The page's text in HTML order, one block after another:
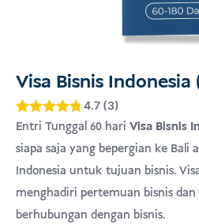
Visa Bisnis Indonesia
Peringkat
berdasarkan
4.7
penilaian
pelanggan
4.7 (3)
Entri Tunggal 60 hari Visa Bisnis
siapa saja yang bepergian ke Bali
Indonesia untuk tujuan bisnis.
menghadiri pertemuan bisnis
berhubungan dengan bisnis.
Donasi ke Sungai
untuk
Bali
USD